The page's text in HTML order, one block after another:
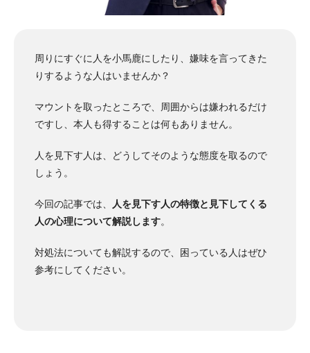
周りにすぐに人を小馬鹿にしたり、嫌味を言ってきた
りするような人はいませんか？
マウントを取ったところで、周囲からは嫌われるだけ
ですし、本人も得することは何もありません。
人を見下す人は、どうしてそのような態度を取るので
しょう。
今回の記事では、
人を見下す人の特徴と見下してくる
人の心理について解説します。
対処法についても解説するので、困っている人はぜひ
参考にしてください。